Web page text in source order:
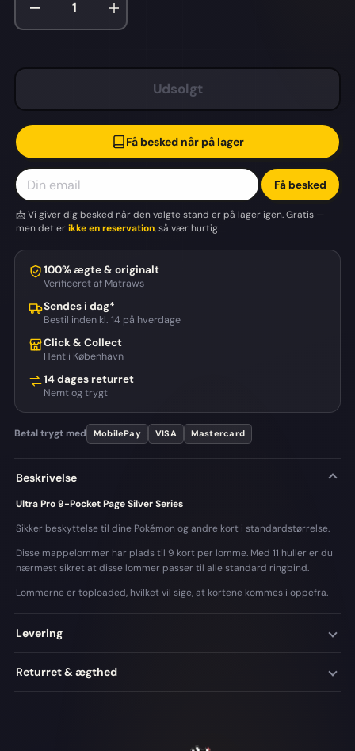
Udsolgt
Få besked når på lager
Få besked
📩 Vi giver dig besked når den valgte stand er på lager igen. Gratis —
men det erikke en reservation, så vær hurtig.
100% ægte & originalt
Verificeret af Matraws
Sendes i dag*
Bestil inden kl. 14 på hverdage
Click & Collect
Hent i København
14 dages returret
Nemt og trygt
Betal trygt med MobilePay VISA Mastercard
Beskrivelse
Ultra Pro 9-Pocket Page Silver Series
Sikker beskyttelse til dine Pokémon og andre kort i standardstørrelse.
Disse mappelommer har plads til 9 kort per lomme. Med 11 huller er du
nærmest sikret at disse lommer passer til alle standard ringbind.
Lommerne er toploaded, hvilket vil sige, at kortene kommes i oppefra.
Levering
Returret & ægthed